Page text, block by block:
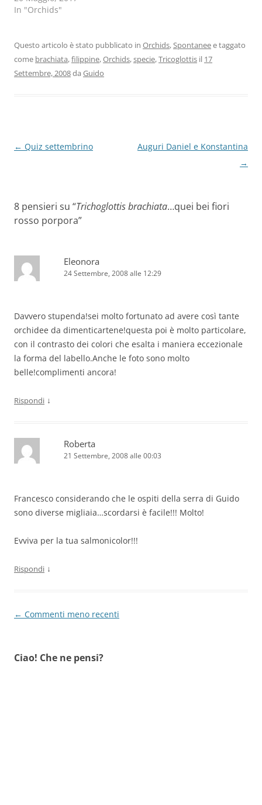
In "Orchids"
Questo articolo è stato pubblicato in Orchids, Spontaneee taggato
come brachiata,filippine,Orchids,specie,Tricoglottis il 17
Settembre, 2008da Guido
Navigazione
← Quiz settembrino
Auguri Daniel e Konstantina
→
8 pensieri su “Trichoglottis brachiata…quei bei fiori
rosso porpora”
Eleonora
24 Settembre, 2008 alle 12:29
Davvero stupenda!sei molto fortunato ad avere così tante
orchidee da dimenticartene!questa poi è molto particolare,
con il contrasto dei colori che esalta i maniera eccezionale
la forma del labello.Anche le foto sono molto
belle!complimenti ancora!
Rispondi ↓
Roberta
21 Settembre, 2008 alle 00:03
Francesco considerando che le ospiti della serra di Guido
sono diverse migliaia…scordarsi è facile!!! Molto!
Evviva per la tua salmonicolor!!!
Rispondi ↓
Navigazione
← Commenti meno recenti
Ciao! Che ne pensi?